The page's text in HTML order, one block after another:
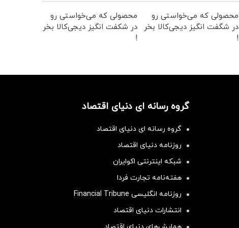
محصولی که می‌خواستی رو
در شگفت انگیز دیجی‌کالا بخر
!
محصولی که می‌خواستی رو
در شکفت انگیز دیجی‌کالا بخر
!
گروه رسانه ای دنیای اقتصاد
گروه رسانه ای دنیای اقتصاد
روزنامه دنیای اقتصاد
شبکه اینترنتی اکوایران
هفته‌نامه تجارت فردا
روزنامه انگلیسی Financial Tribune
انتشارات دنیای اقتصاد